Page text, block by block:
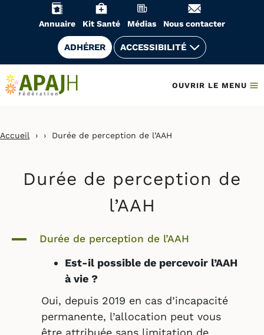
Annuaire Kit Santé Médias Nous contacter
ADHÉRER ACCESSIBILITÉ
OUVRIR LE MENU
Accueil › › Durée de perception de l’AAH
Durée de perception de
l’AAH
A Durée de perception de l’AAH
Est-il possible de percevoir l’AAH
à vie ?
Oui, depuis 2019 en cas d’incapacité
permanente, l’allocation peut vous
être attribuée sans limitation de